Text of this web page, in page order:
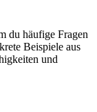
du häufige Fragen
Beispiele aus
und